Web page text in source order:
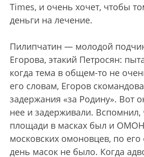
Times, и очень хочет, чтобы
деньги на лечение.
Пилипчатин — молодой
Егорова, этакий Петросян:
когда тема в общем-то не
его словам, Егоров
задержания «за Родину». Вот
нее и задерживали. Вспомнил,
площади в масках был и
московских омоновцев, по его
день масок не было. Когда